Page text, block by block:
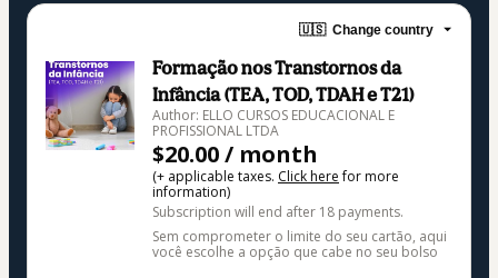
🇺🇸 Change country
Formação nos Transtornos da
Infância (TEA, TOD, TDAH e T21)
Author: ELLO CURSOS EDUCACIONAL E
PROFISSIONAL LTDA
$20.00 / month
(+ applicable taxes. Click herefor more
information)
Subscription will end after 18 payments.
Sem comprometer o limite do seu cartão, aqui
você escolhe a opção que cabe no seu bolso